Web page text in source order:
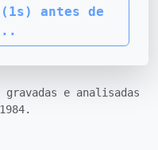
1s) antes de
gravadas e analisadas